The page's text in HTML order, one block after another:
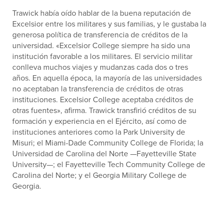
Trawick había oído hablar de la buena reputación de
Excelsior entre los militares y sus familias, y le gustaba la
generosa política de transferencia de créditos de la
universidad. «Excelsior College siempre ha sido una
institución favorable a los militares. El servicio militar
conlleva muchos viajes y mudanzas cada dos o tres
años. En aquella época, la mayoría de las universidades
no aceptaban la transferencia de créditos de otras
instituciones. Excelsior College aceptaba créditos de
otras fuentes», afirma. Trawick transfirió créditos de su
formación y experiencia en el Ejército, así como de
instituciones anteriores como la Park University de
Misuri; el Miami-Dade Community College de Florida; la
Universidad de Carolina del Norte —Fayetteville State
University—; el Fayetteville Tech Community College de
Carolina del Norte; y el Georgia Military College de
Georgia.